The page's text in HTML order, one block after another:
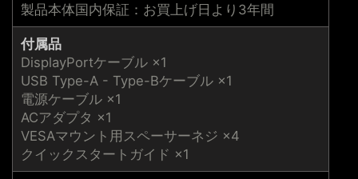
製品本体国内保証：お買上げ日より3年間
付属品
DisplayPortケーブル ×1
USB Type-A - Type-Bケーブル ×1
電源ケーブル ×1
ACアダプタ ×1
VESAマウント用スペーサーネジ ×4
クイックスタートガイド ×1